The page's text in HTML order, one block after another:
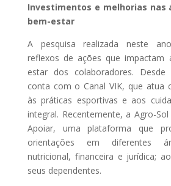
Investimentos e melhorias nas
bem-estar
A pesquisa realizada neste
reflexos de ações que impactam
estar dos colaboradores.
conta com o Canal VIK, que atua
às práticas esportivas e aos
integral. Recentemente, a Agro-
Apoiar, uma plataforma que
orientações em diferentes
nutricional, financeira e jurídica;
seus dependentes.